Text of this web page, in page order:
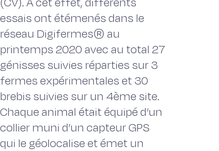
essais ont étémenés dans le
réseau Digifermes® au
printemps 2020 avec au total 27
génisses suivies réparties sur 3
fermes expérimentales et 30
brebis suivies sur un 4ème site.
Chaque animal était équipé d’un
collier muni d’un capteur GPS
qui le géolocalise et émet un